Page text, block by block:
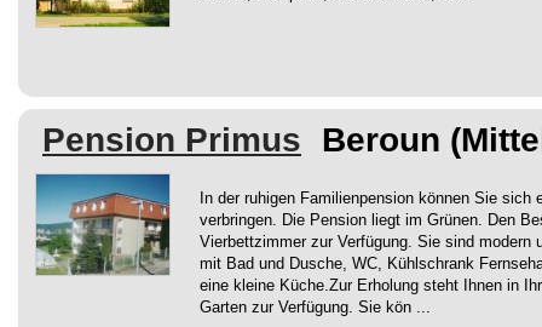
Pension Primus Beroun
In der ruhigen Familienpension können Sie sich
verbringen. Die Pension liegt im Grünen. Den
Vierbettzimmer zur Verfügung. Sie sind modern
mit Bad und Dusche, WC, Kühlschrank
eine kleine Küche.Zur Erholung steht Ihnen in
Garten zur Verfügung. Sie kön ...